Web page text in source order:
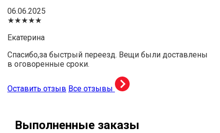
06.06.2025
★★★★★
Екатерина
Спасибо,за быстрый переезд. Вещи были доставлены
в оговоренные сроки.
Оставить отзыв Все отзывы
Выполненные заказы